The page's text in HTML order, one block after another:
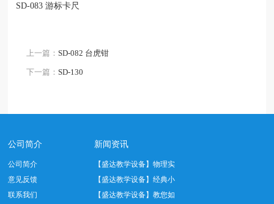
SD-083 游标卡尺
上一篇：SD-082 台虎钳
下一篇：SD-130
公司简介
公司简介
意见反馈
联系我们
新闻资讯
【盛达教学设备】物理实
验中托盘天平正…
【盛达教学设备】经典小
学数学教具——…
【盛达教学设备】教您如